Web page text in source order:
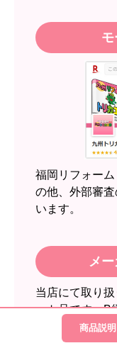
【注文商
文時期】
【このショッ
近隣のショッ
【注文からど
【その他感想・
2026年6月
欲しい商品をス
はい
ショップからの
無回答
モ
福岡リフォー
の他、外部審
います。
メー
当店にて取り
ート品です。B
せん。安心し
※カテゴリに
商品説明